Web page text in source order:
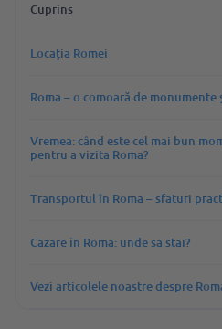
Cuprins
Locația Romei
Roma – o comoară de monumente
Vremea: când este cel mai bun
pentru a vizita Roma?
Transportul în Roma – sfaturi
Cazare în Roma: unde sa stai?
Vezi articolele noastre despre